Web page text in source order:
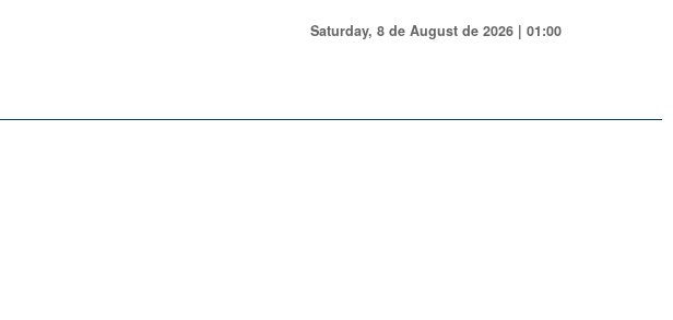
Saturday, 8 de August de 2026 | 01:00